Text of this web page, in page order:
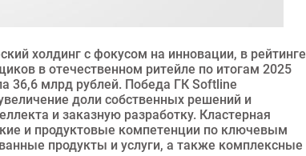
холдинг с фокусом на инновации, в рейтинге
в отечественном ритейле по итогам 2025
36,6 млрд рублей. Победа ГК Softline
доли собственных решений и
и заказную разработку. Кластерная
и продуктовые компетенции по ключевым
продукты и услуги, а также комплексные